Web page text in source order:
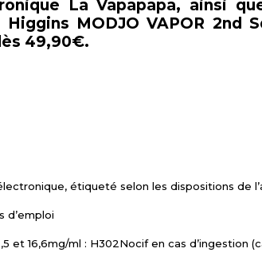
La Vapapapa, ainsi
MODJO VAPOR 2nd
49,90€.
étiqueté selon les dispositions de
d’emploi
et 16,6mg/ml : H302Nocif en cas d’ingestion